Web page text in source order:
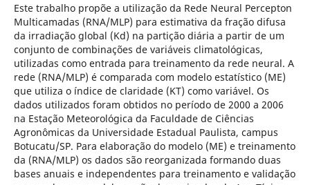
Este trabalho propõe a utilização da Rede Neural Percepton
Multicamadas (RNA/MLP) para estimativa da fração difusa
da irradiação global (Kd) na partição diária a partir de um
conjunto de combinações de variáveis climatológicas,
utilizadas como entrada para treinamento da rede neural. A
rede (RNA/MLP) é comparada com modelo estatístico (ME)
que utiliza o índice de claridade (KT) como variável. Os
dados utilizados foram obtidos no período de 2000 a 2006
na Estação Meteorológica da Faculdade de Ciências
Agronômicas da Universidade Estadual Paulista, campus
Botucatu/SP. Para elaboração do modelo (ME) e treinamento
da (RNA/MLP) os dados são reorganizada formando duas
bases anuais e independentes para treinamento e validação